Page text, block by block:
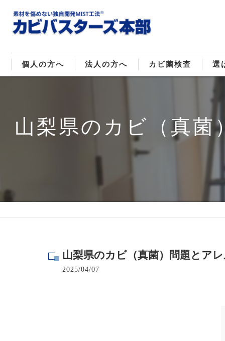
個人の方へ
マンションのカビ取り
法人の方へ
倉庫･工場のカビ取り
病院･クリニックのカビ取り
カビ菌検査 選
ご
山梨県のカビ（真
山梨県のカビ（真菌）問題とア
2025/04/07